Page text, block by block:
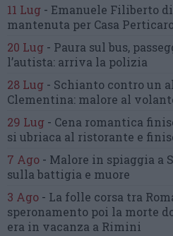
11 Lug - Emanuele Filiberto
mantenuta per Casa
20 Lug - Paura sul bus,
l’autista: arriva la polizia
28 Lug - Schianto contro un
Clementina: malore al
29 Lug - Cena romantica
si ubriaca al ristorante e
7 Ago - Malore in spiaggia a
sulla battigia e muore
3 Ago - La folle corsa tra
speronamento poi la morte
era in vacanza a Rimini